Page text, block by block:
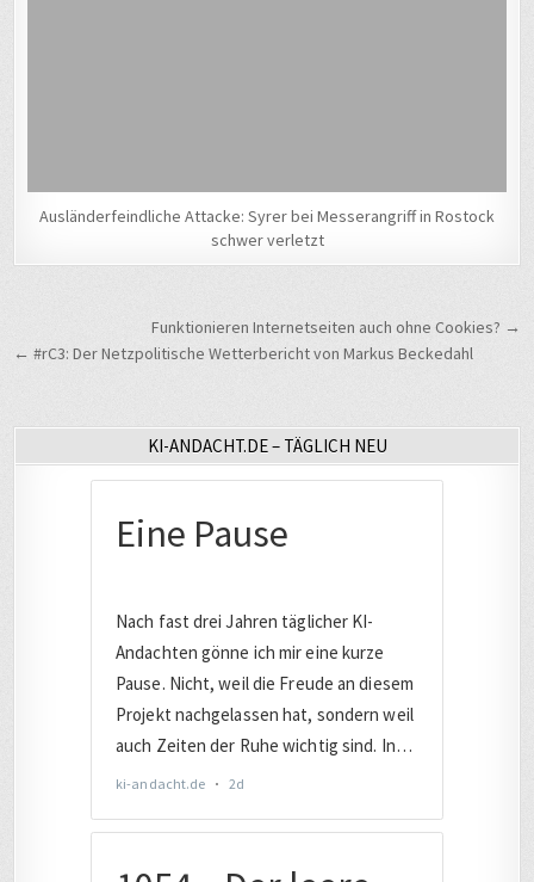
Ausländerfeindliche Attacke: Syrer bei Messerangriff in Rostock
schwer verletzt
Beitragsnavigation
Funktionieren Internetseiten auch ohne Cookies? →
← #rC3: Der Netzpolitische Wetterbericht von Markus Beckedahl
KI-ANDACHT.DE – TÄGLICH NEU